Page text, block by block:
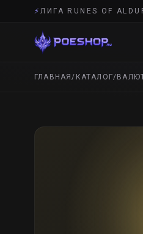
⚡ЛИГА RUNES OF
ГЛАВНАЯ/ КАТАЛОГ/